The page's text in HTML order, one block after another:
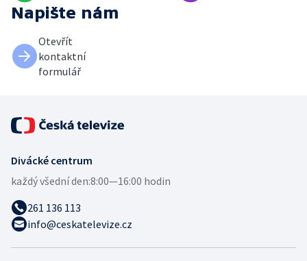
Napište nám
Otevřít
kontaktní
formulář
Divácké centrum
každý všední den:8:00—16:00 hodin
261 136 113
info@ceskatelevize.cz